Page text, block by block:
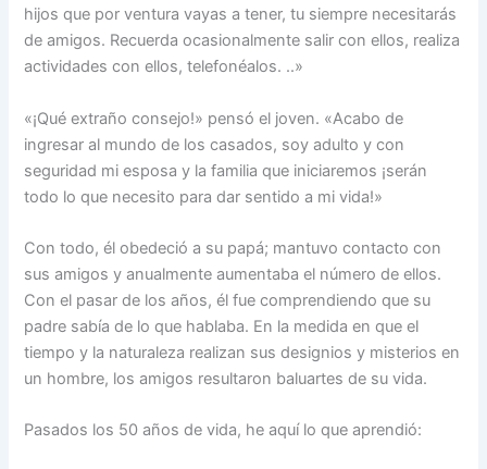
hijos que por ventura vayas a tener, tu siempre necesitarás
de amigos. Recuerda ocasionalmente salir con ellos, realiza
actividades con ellos, telefonéalos. ..»
«¡Qué extraño consejo!» pensó el joven. «Acabo de
ingresar al mundo de los casados, soy adulto y con
seguridad mi esposa y la familia que iniciaremos ¡serán
todo lo que necesito para dar sentido a mi vida!»
Con todo, él obedeció a su papá; mantuvo contacto con
sus amigos y anualmente aumentaba el número de ellos.
Con el pasar de los años, él fue comprendiendo que su
padre sabía de lo que hablaba. En la medida en que el
tiempo y la naturaleza realizan sus designios y misterios en
un hombre, los amigos resultaron baluartes de su vida.
Pasados los 50 años de vida, he aquí lo que aprendió: